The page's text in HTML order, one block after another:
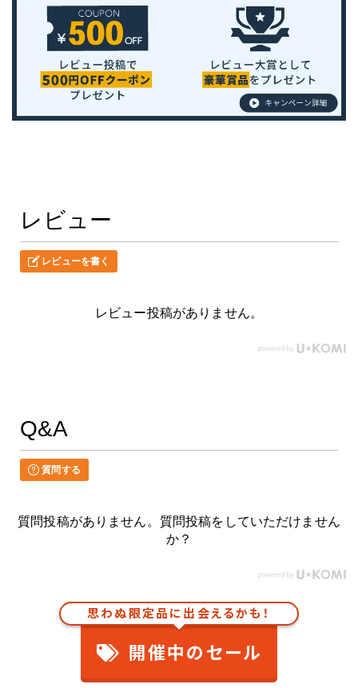
レビュー
レビューを書く
レビュー投稿がありません。
Q&A
質問する
質問投稿がありません。質問投稿をしていただけません
か？
思わぬ限定品に出会えるかも！
開催中のセール